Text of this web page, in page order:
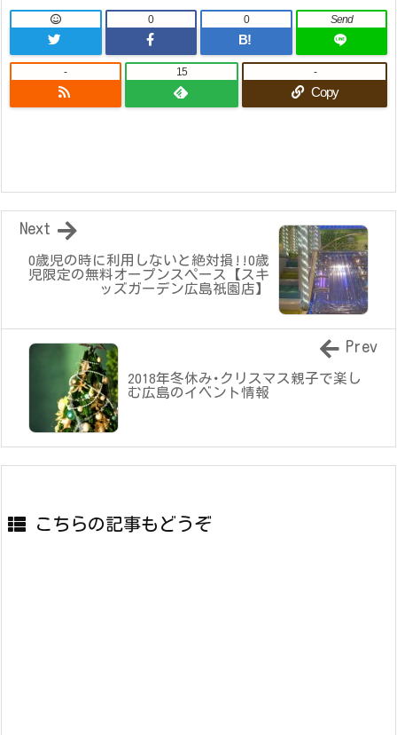
0
B!
0 Send
- 15
Copy
-
0歳児の時に利用しないと絶対損!!0歳
児限定の無料オープンスペース【スキ
ッズガーデン広島祇園店】
Next
2018年冬休み･クリスマス親子で楽し
む広島のイベント情報
Prev
こちらの記事もどうぞ